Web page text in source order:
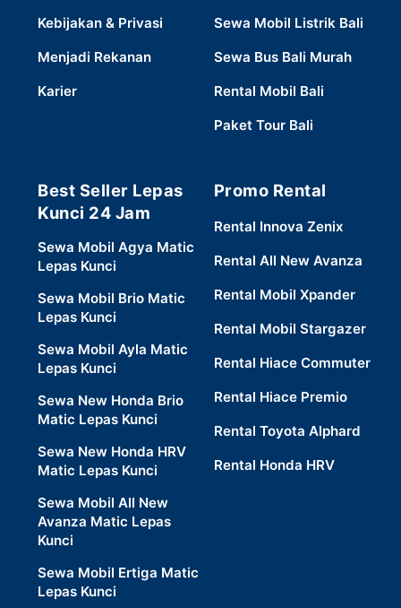
Kebijakan & Privasi
Menjadi Rekanan
Karier
Sewa Mobil Listrik Bali
Sewa Bus Bali Murah
Rental Mobil Bali
Paket Tour Bali
Best Seller Lepas
Kunci 24 Jam
Sewa Mobil Agya Matic
Lepas Kunci
Sewa Mobil Brio Matic
Lepas Kunci
Sewa Mobil Ayla Matic
Lepas Kunci
Sewa New Honda Brio
Matic Lepas Kunci
Sewa New Honda HRV
Matic Lepas Kunci
Sewa Mobil All New
Avanza Matic Lepas
Kunci
Sewa Mobil Ertiga Matic
Lepas Kunci
Promo Rental
Rental Innova Zenix
Rental All New Avanza
Rental Mobil Xpander
Rental Mobil Stargazer
Rental Hiace Commuter
Rental Hiace Premio
Rental Toyota Alphard
Rental Honda HRV